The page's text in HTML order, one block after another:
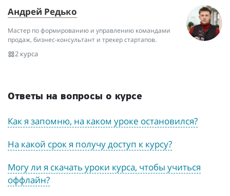
Андрей Редько
Мастер по формированию и управлению командами
продаж, бизнес-консультант и трекер стартапов.
2 курса
Ответы на вопросы о курсе
Как я запомню, на каком уроке остановился?
На какой срок я получу доступ к курсу?
Могу ли я скачать уроки курса, чтобы учиться
оффлайн?